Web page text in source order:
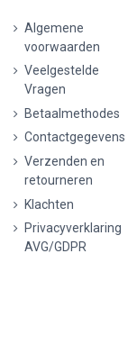
Algemene
voorwaarden
Veelgestelde
Vragen
Betaalmethodes
Contactgegevens
Verzenden en
retourneren
Klachten
Privacyverklaring
AVG/GDPR